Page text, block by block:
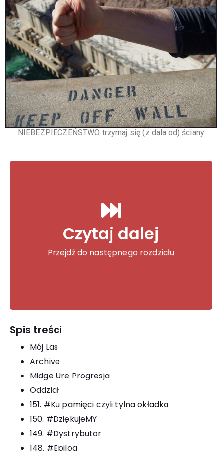
NIEBEZPIECZEŃSTWO trzymaj się (z dala od) ściany
Czytaj dalej
Przejdź do następnego rozdziału
4. #Trudne początki
...
Spis treści
Mój Las
Archive
Midge Ure Progresja
Oddział
151. #Ku pamięci czyli tylna okładka
150. #DziękujeMY
149. #Dystrybutor
148. #Epilog